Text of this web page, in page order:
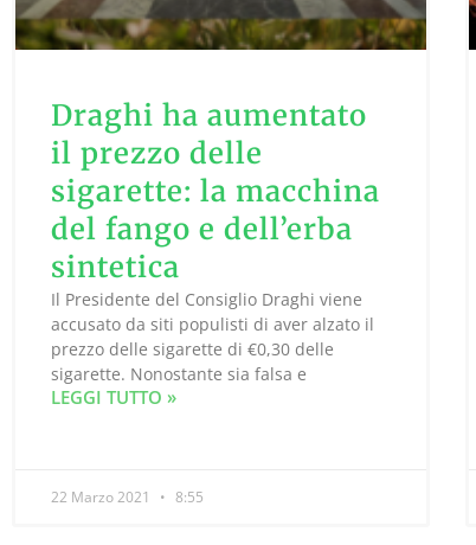
Draghi ha aumentato
il prezzo delle
sigarette: la macchina
del fango e dell’erba
sintetica
Il Presidente del Consiglio Draghi viene
accusato da siti populisti di aver alzato il
prezzo delle sigarette di €0,30 delle
sigarette. Nonostante sia falsa e
LEGGI TUTTO »
22 Marzo 2021 8:55